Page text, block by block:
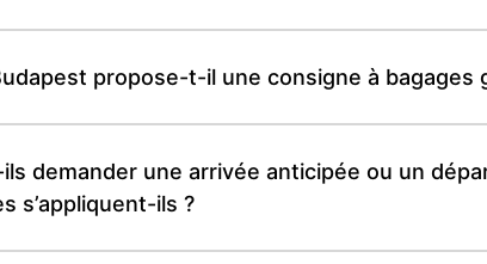
propose-t-il une consigne à bagages
demander une arrivée anticipée ou un
s’appliquent-ils ?